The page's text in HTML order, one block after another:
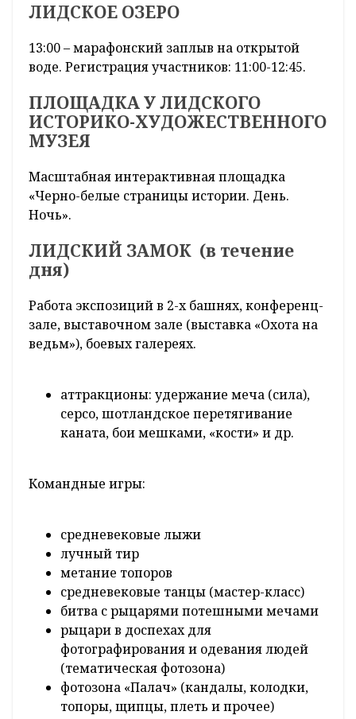
ЛИДСКОЕ ОЗЕРО
13:00 – марафонский заплыв на открытой
воде. Регистрация участников: 11:00-12:45.
ПЛОЩАДКА У ЛИДСКОГО
ИСТОРИКО-ХУДОЖЕСТВЕННОГО
МУЗЕЯ
Масштабная интерактивная площадка
«Черно-белые страницы истории. День.
Ночь».
ЛИДСКИЙ ЗАМОК (в течение
дня)
Работа экспозиций в 2-х башнях, конференц-
зале, выставочном зале (выставка «Охота на
ведьм»), боевых галереях.
аттракционы: удержание меча (сила),
серсо, шотландское перетягивание
каната, бои мешками, «кости» и др.
Командные игры:
средневековые лыжи
лучный тир
метание топоров
средневековые танцы (мастер-класс)
битва с рыцарями потешными мечами
рыцари в доспехах для
фотографирования и одевания людей
(тематическая фотозона)
фотозона «Палач» (кандалы, колодки,
топоры, щипцы, плеть и прочее)